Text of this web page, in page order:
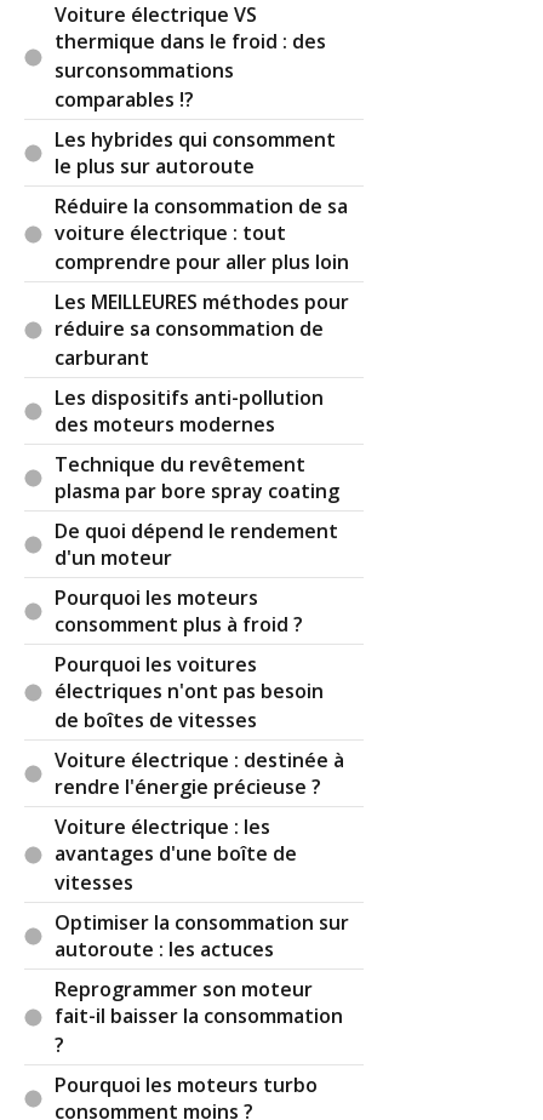
Voiture électrique VS
thermique dans le froid : des
surconsommations
comparables !?
Les hybrides qui consomment
le plus sur autoroute
Réduire la consommation de sa
voiture électrique : tout
comprendre pour aller plus loin
Les MEILLEURES méthodes pour
réduire sa consommation de
carburant
Les dispositifs anti-pollution
des moteurs modernes
Technique du revêtement
plasma par bore spray coating
De quoi dépend le rendement
d'un moteur
Pourquoi les moteurs
consomment plus à froid ?
Pourquoi les voitures
électriques n'ont pas besoin
de boîtes de vitesses
Voiture électrique : destinée à
rendre l'énergie précieuse ?
Voiture électrique : les
avantages d'une boîte de
vitesses
Optimiser la consommation sur
autoroute : les actuces
Reprogrammer son moteur
fait-il baisser la consommation
?
Pourquoi les moteurs turbo
consomment moins ?